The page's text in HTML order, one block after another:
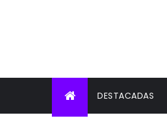
DESTACADAS